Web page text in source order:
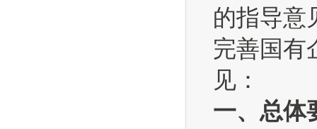
的指导意
完善国有
见：
一、总体